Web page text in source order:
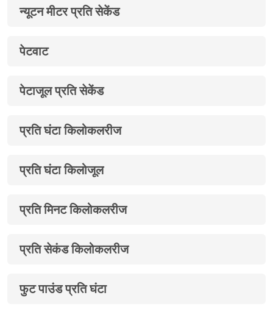
न्यूटन मीटर प्रति सेकेंड
पेटवाट
पेटाजूल प्रति सेकेंड
प्रति घंटा किलोकलरीज
प्रति घंटा किलोजूल
प्रति मिनट किलोकलरीज
प्रति सेकंड किलोकलरीज
फुट पाउंड प्रति घंटा